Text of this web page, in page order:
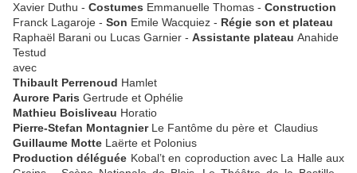
Xavier Duthu - Costumes Emmanuelle Thomas - Construction
Franck Lagaroje - Son Emile Wacquiez - Régie son et plateau
Raphaël Barani ou Lucas Garnier - Assistante plateau Anahide
Testud
avec
Thibault Perrenoud Hamlet
Aurore Paris Gertrude et Ophélie
Mathieu Boisliveau Horatio
Pierre-Stefan MontagnierLe Fantôme du père et Claudius
Guillaume Motte Laërte et Polonius
Production déléguée Kobal’t en coproduction avec La Halle aux